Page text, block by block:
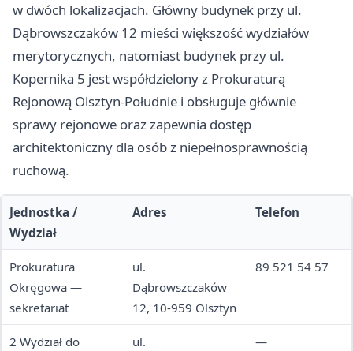
w dwóch lokalizacjach. Główny budynek przy ul.
Dąbrowszczaków 12 mieści większość wydziałów
merytorycznych, natomiast budynek przy ul.
Kopernika 5 jest współdzielony z Prokuraturą
Rejonową Olsztyn-Południe i obsługuje głównie
sprawy rejonowe oraz zapewnia dostęp
architektoniczny dla osób z niepełnosprawnością
ruchową.
Jednostka /
Wydział
Adres Telefon
Prokuratura
Okręgowa —
sekretariat
ul.
Dąbrowszczaków
12, 10-959 Olsztyn
89 521 54 57
2 Wydział do
ul.
—